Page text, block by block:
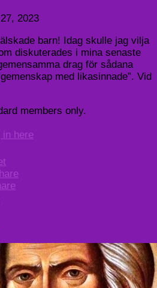
2023
barn! Idag skulle jag vilja
diskuterades i mina senaste
drag för sådana
med likasinnade”. Vid
members only.
in here